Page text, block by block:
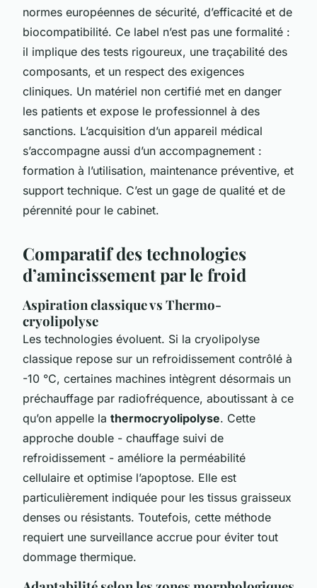
normes européennes de sécurité, d’efficacité et de
biocompatibilité. Ce label n’est pas une formalité :
il implique des tests rigoureux, une traçabilité des
composants, et un respect des exigences
cliniques. Un matériel non certifié met en danger
les patients et expose le professionnel à des
sanctions. L’acquisition d’un appareil médical
s’accompagne aussi d’un accompagnement :
formation à l’utilisation, maintenance préventive, et
support technique. C’est un gage de qualité et de
pérennité pour le cabinet.
Comparatif des technologies
d’amincissement par le froid
Aspiration classique vs Thermo-
cryolipolyse
Les technologies évoluent. Si la cryolipolyse
classique repose sur un refroidissement contrôlé à
-10 °C, certaines machines intègrent désormais un
préchauffage par radiofréquence, aboutissant à ce
qu’on appelle la thermocryolipolyse. Cette
approche double - chauffage suivi de
refroidissement - améliore la perméabilité
cellulaire et optimise l’apoptose. Elle est
particulièrement indiquée pour les tissus graisseux
denses ou résistants. Toutefois, cette méthode
requiert une surveillance accrue pour éviter tout
dommage thermique.